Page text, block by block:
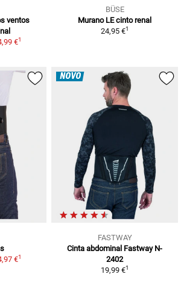
ventos
€1
BÜSE
Murano LE cinto renal
24,95 €1
€1
NOVO
FASTWAY
Cinta abdominal Fastway N-
2402
19,99 €1